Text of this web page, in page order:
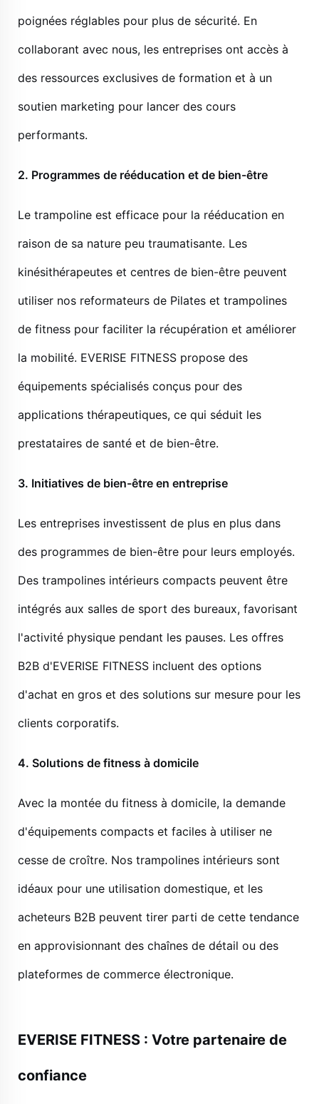
poignées réglables pour plus de sécurité. En
collaborant avec nous, les entreprises ont accès à
des ressources exclusives de formation et à un
soutien marketing pour lancer des cours
performants.
2. Programmes de rééducation et de bien-être
Le trampoline est efficace pour la rééducation en
raison de sa nature peu traumatisante. Les
kinésithérapeutes et centres de bien-être peuvent
utiliser nos reformateurs de Pilates et trampolines
de fitness pour faciliter la récupération et améliorer
la mobilité. EVERISE FITNESS propose des
équipements spécialisés conçus pour des
applications thérapeutiques, ce qui séduit les
prestataires de santé et de bien-être.
3. Initiatives de bien-être en entreprise
Les entreprises investissent de plus en plus dans
des programmes de bien-être pour leurs employés.
Des trampolines intérieurs compacts peuvent être
intégrés aux salles de sport des bureaux, favorisant
l'activité physique pendant les pauses. Les offres
B2B d'EVERISE FITNESS incluent des options
d'achat en gros et des solutions sur mesure pour les
clients corporatifs.
4. Solutions de fitness à domicile
Avec la montée du fitness à domicile, la demande
d'équipements compacts et faciles à utiliser ne
cesse de croître. Nos trampolines intérieurs sont
idéaux pour une utilisation domestique, et les
acheteurs B2B peuvent tirer parti de cette tendance
en approvisionnant des chaînes de détail ou des
plateformes de commerce électronique.
EVERISE FITNESS : Votre partenaire de
confiance